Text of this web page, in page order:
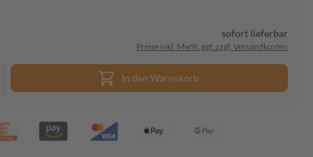
sofort lieferbar
Preise inkl. MwSt. ggf. zzgl. Versandkosten
In den Warenkorb